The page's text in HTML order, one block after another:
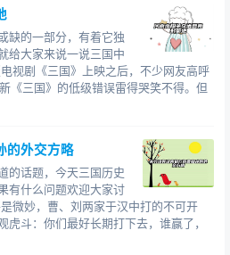
频道，阅读更多三国故事/历史/
缺的一部分，有着它独
给大家来说一说三国中
视剧《三国》上映之后，不少网友高呼
《三国》的低级错误雷得哭笑不得。但
的外交方略
的话题，今天三国历史
有什么问题欢迎大家讨
微妙，曹、刘两家于汉中打的不可开
虎斗：你们最好长期打下去，谁赢了，